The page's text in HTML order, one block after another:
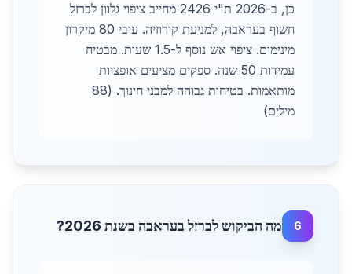
כן, ב-2026 ת"י 2426 מחייב ציפוי גלוון לברזל
חשוף בעראבה, למניעת קורוזיה. עובי 80 מיקרון
מינימום. ציפוי אש נוסף ל-1.5 שעות. מבטיח
עמידות 50 שנה. ספקים מציעים אופציות
מותאמות. בטיחות גבוהה למבני חינוך. (88
מילים)
6 מה הביקוש לברזל בעראבה בשנת 2026?